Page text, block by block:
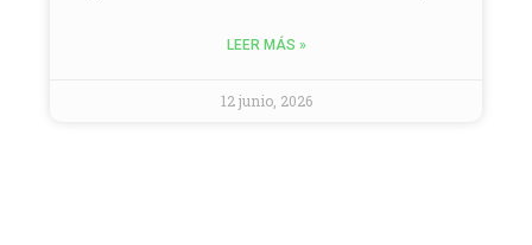
LEER MÁS »
12 junio, 2026